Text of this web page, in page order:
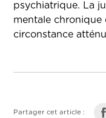
psychiatrique. La
mentale chronique
circonstance
Partager cet article :